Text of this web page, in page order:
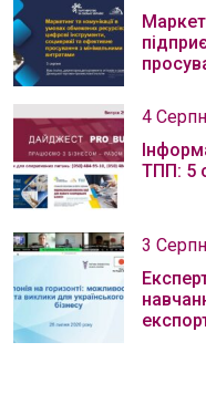
4
ТПП: 5
3